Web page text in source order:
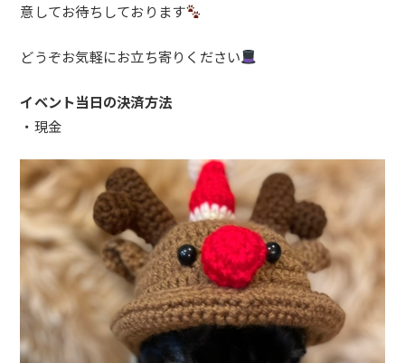
意してお待ちしております
どうぞお気軽にお立ち寄りください
イベント当日の決済方法
・現金